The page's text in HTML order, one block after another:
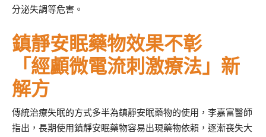
分泌失調等危害。
鎮靜安眠藥物效果不彰
「經顱微電流刺激療法」新
解方
傳統治療失眠的方式多半為鎮靜安眠藥物的使用，李嘉富醫師
指出，長期使用鎮靜安眠藥物容易出現藥物依賴，逐漸喪失大